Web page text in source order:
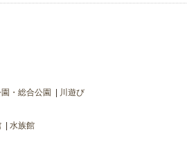
・総合公園 川遊び
水族館